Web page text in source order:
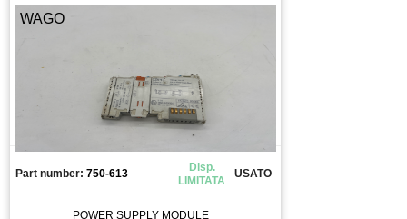
WAGO
Part number: 750-613
Disp.
LIMITATA
USATO
POWER SUPPLY MODULE